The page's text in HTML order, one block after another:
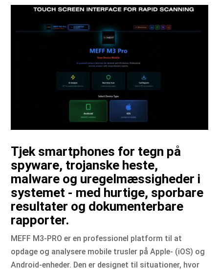
Tjek smartphones for tegn på
spyware, trojanske heste,
malware og uregelmæssigheder i
systemet - med hurtige, sporbare
resultater og dokumenterbare
rapporter.
MEFF M3-PRO er en professionel platform til at
opdage og analysere mobile trusler på Apple- (iOS) og
Android-enheder. Den er designet til situationer, hvor